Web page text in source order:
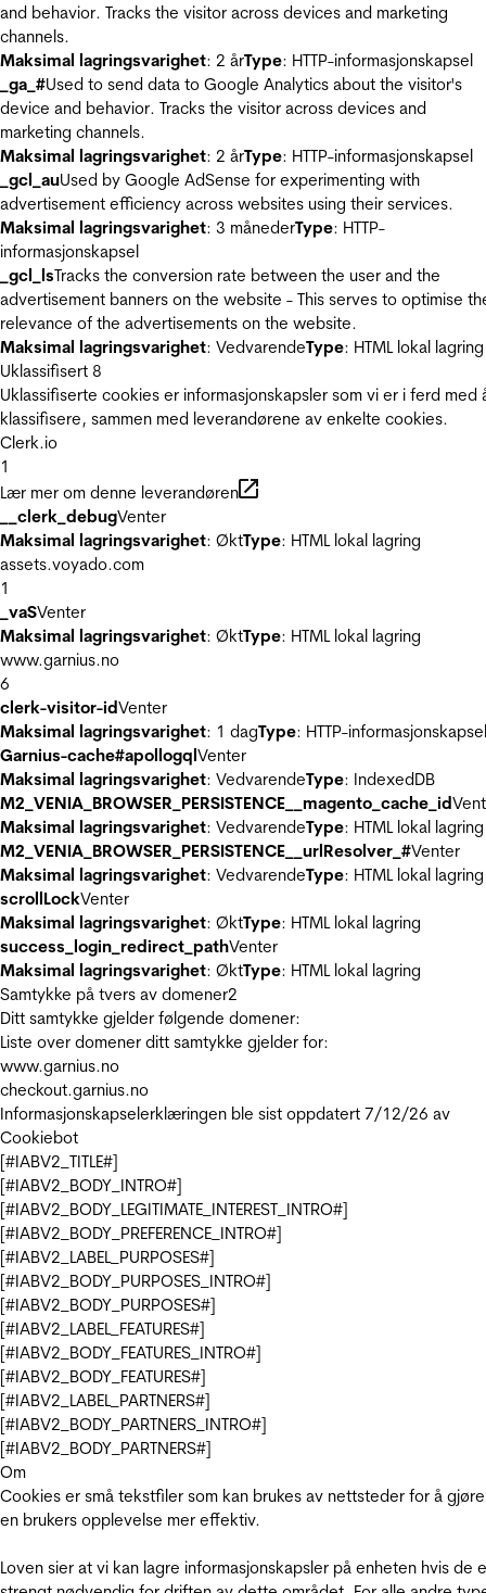
and behavior. Tracks the visitor across devices and marketing
channels.
Maksimal lagringsvarighet: 2 årType: HTTP-informasjonskapsel
_ga_#Used to send data to Google Analytics about the visitor's
device and behavior. Tracks the visitor across devices and
marketing channels.
Maksimal lagringsvarighet: 2 årType: HTTP-informasjonskapsel
_gcl_auUsed by Google AdSense for experimenting with
advertisement efficiency across websites using their services.
Maksimal lagringsvarighet: 3 månederType: HTTP-
informasjonskapsel
_gcl_lsTracks the conversion rate between the user and the
advertisement banners on the website - This serves to optimise
relevance of the advertisements on the website.
Maksimal lagringsvarighet: VedvarendeType: HTML lokal lagring
Uklassifisert 8
Uklassifiserte cookies er informasjonskapsler som vi er i ferd med
klassifisere, sammen med leverandørene av enkelte cookies.
Clerk.io
1
Lær mer om denne leverandøren
__clerk_debugVenter
Maksimal lagringsvarighet: ØktType: HTML lokal lagring
assets.voyado.com
1
_vaSVenter
Maksimal lagringsvarighet: ØktType: HTML lokal lagring
www.garnius.no
6
clerk-visitor-idVenter
Maksimal lagringsvarighet: 1 dagType: HTTP-informasjonskapsel
Garnius-cache#apollogqlVenter
Maksimal lagringsvarighet: VedvarendeType: IndexedDB
M2_VENIA_BROWSER_PERSISTENCE__magento_cache_id
Maksimal lagringsvarighet: VedvarendeType: HTML lokal lagring
M2_VENIA_BROWSER_PERSISTENCE__urlResolver_#Venter
Maksimal lagringsvarighet: VedvarendeType: HTML lokal lagring
scrollLockVenter
Maksimal lagringsvarighet: ØktType: HTML lokal lagring
success_login_redirect_pathVenter
Maksimal lagringsvarighet: ØktType: HTML lokal lagring
Samtykke på tvers av domener2
Ditt samtykke gjelder følgende domener:
Liste over domener ditt samtykke gjelder for:
www.garnius.no
checkout.garnius.no
Informasjonskapselerklæringen ble sist oppdatert 7/12/26 av
Cookiebot
[#IABV2_TITLE#]
[#IABV2_BODY_INTRO#]
[#IABV2_BODY_LEGITIMATE_INTEREST_INTRO#]
[#IABV2_BODY_PREFERENCE_INTRO#]
[#IABV2_LABEL_PURPOSES#]
[#IABV2_BODY_PURPOSES_INTRO#]
[#IABV2_BODY_PURPOSES#]
[#IABV2_LABEL_FEATURES#]
[#IABV2_BODY_FEATURES_INTRO#]
[#IABV2_BODY_FEATURES#]
[#IABV2_LABEL_PARTNERS#]
[#IABV2_BODY_PARTNERS_INTRO#]
[#IABV2_BODY_PARTNERS#]
Om
Cookies er små tekstfiler som kan brukes av nettsteder for å gjøre
en brukers opplevelse mer effektiv.
Loven sier at vi kan lagre informasjonskapsler på enheten hvis de